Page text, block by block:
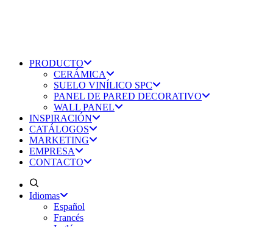
PRODUCTO
CERÁMICA
SUELO VINÍLICO SPC
PANEL DE PARED DECORATIVO
WALL PANEL
INSPIRACIÓN
CATÁLOGOS
MARKETING
EMPRESA
CONTACTO
Idiomas
Español
Francés